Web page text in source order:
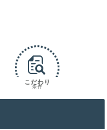
こだわり
条件